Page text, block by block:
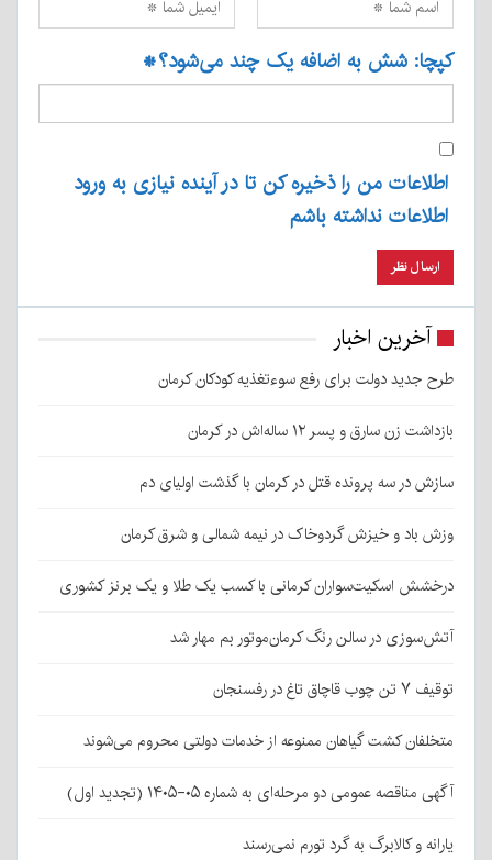
کپچا: شش به اضافه یک چند می‌شود؟*
اطلاعات من را ذخیره کن تا در آینده نیازی به ورود
اطلاعات نداشته باشم
آخرین اخبار
طرح جدید دولت برای رفع سوءتغذیه کودکان کرمان
بازداشت زن سارق و پسر ۱۲ ساله‌اش در کرمان
سازش در سه پرونده قتل در کرمان با گذشت اولیای دم
وزش باد و خیزش گردوخاک در نیمه شمالی و شرق کرمان
درخشش اسکیت‌سواران کرمانی با کسب یک طلا و یک برنز کشوری
آتش‌سوزی در سالن رنگ کرمان‌موتور بم مهار شد
توقیف ۷ تن چوب قاچاق تاغ در رفسنجان
متخلفان کشت گیاهان ممنوعه از خدمات دولتی محروم می‌شوند
آگهی مناقصه عمومی دو مرحله‌ای به شماره ۰۵-۱۴۰۵ (تجدید اول)
یارانه و کالابرگ به گرد تورم نمی‌رسند